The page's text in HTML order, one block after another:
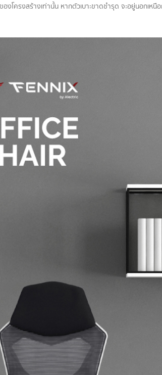
องโครงสร้างเท่านั้น หากตัวเบาะขาดชำรุด จะอยู่นอกเหนื